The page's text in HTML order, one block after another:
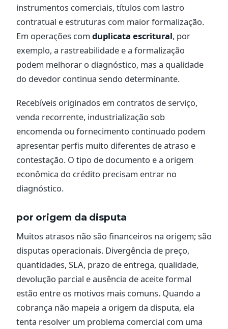
instrumentos comerciais, títulos com lastro
contratual e estruturas com maior formalização.
Em operações com duplicata escritural, por
exemplo, a rastreabilidade e a formalização
podem melhorar o diagnóstico, mas a qualidade
do devedor continua sendo determinante.
Recebíveis originados em contratos de serviço,
venda recorrente, industrialização sob
encomenda ou fornecimento continuado podem
apresentar perfis muito diferentes de atraso e
contestação. O tipo de documento e a origem
econômica do crédito precisam entrar no
diagnóstico.
por origem da disputa
Muitos atrasos não são financeiros na origem; são
disputas operacionais. Divergência de preço,
quantidades, SLA, prazo de entrega, qualidade,
devolução parcial e ausência de aceite formal
estão entre os motivos mais comuns. Quando a
cobrança não mapeia a origem da disputa, ela
tenta resolver um problema comercial com uma